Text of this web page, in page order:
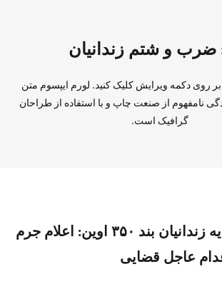
بر روی دکمه ویرایش کلیک کنید. لورم ایپسوم متن
نامفهوم از صنعت چاپ و با استفاده از طراحان
گرافیک است.
متمم استشهادیه زندانیان بند ۳۵۰ اوین: اعلام جرم
عاجل قضایی